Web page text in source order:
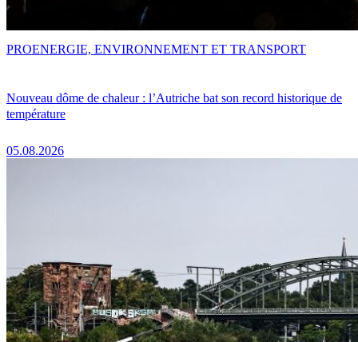
Nouveau dôme de chaleur : l’Autriche bat son record historique de
température
05.08.2026
PROENERGIE, ENVIRONNEMENT ET TRANSPORT